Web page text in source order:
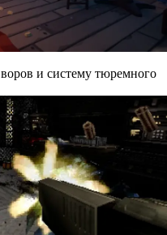
и систему тюремного